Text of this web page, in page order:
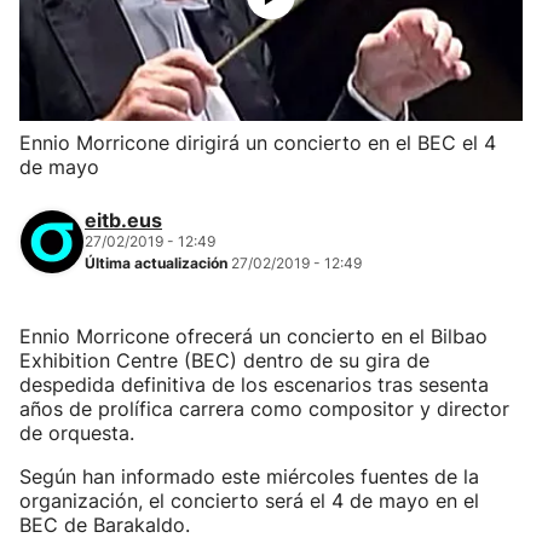
Ennio Morricone dirigirá un concierto en el BEC el 4
de mayo
eitb.eus
27/02/2019 - 12:49
Última actualización 27/02/2019 - 12:49
Ennio Morricone ofrecerá un concierto en el Bilbao
Exhibition Centre (BEC) dentro de su gira de
despedida definitiva de los escenarios tras sesenta
años de prolífica carrera como compositor y director
de orquesta.
Según han informado este miércoles fuentes de la
organización, el concierto será el 4 de mayo en el
BEC de Barakaldo.